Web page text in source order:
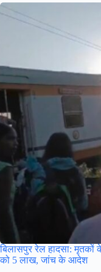
बिलासपुर रेल हादसा: मृतकों
को 5 लाख, जांच के आदेश